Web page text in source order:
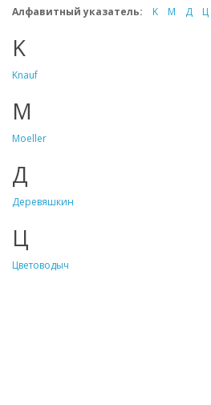
Алфавитный указатель: K M Д Ц
K
Knauf
M
Moeller
Д
Деревяшкин
Ц
Цветоводыч